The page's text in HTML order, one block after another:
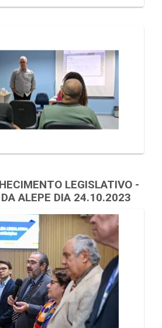
LEGISLATIVO -
ALEPE DIA 24.10.2023